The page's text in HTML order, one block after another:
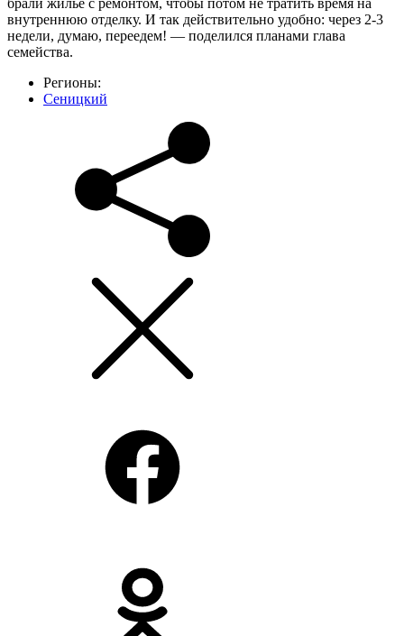
внутреннюю отделку. И так действительно удобно: через 2-3
недели, думаю, переедем! — поделился планами глава
семейства.
Регионы:
Сеницкий